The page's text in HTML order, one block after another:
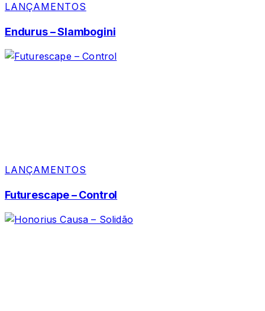
LANÇAMENTOS
Endurus – Slambogini
LANÇAMENTOS
Futurescape – Control